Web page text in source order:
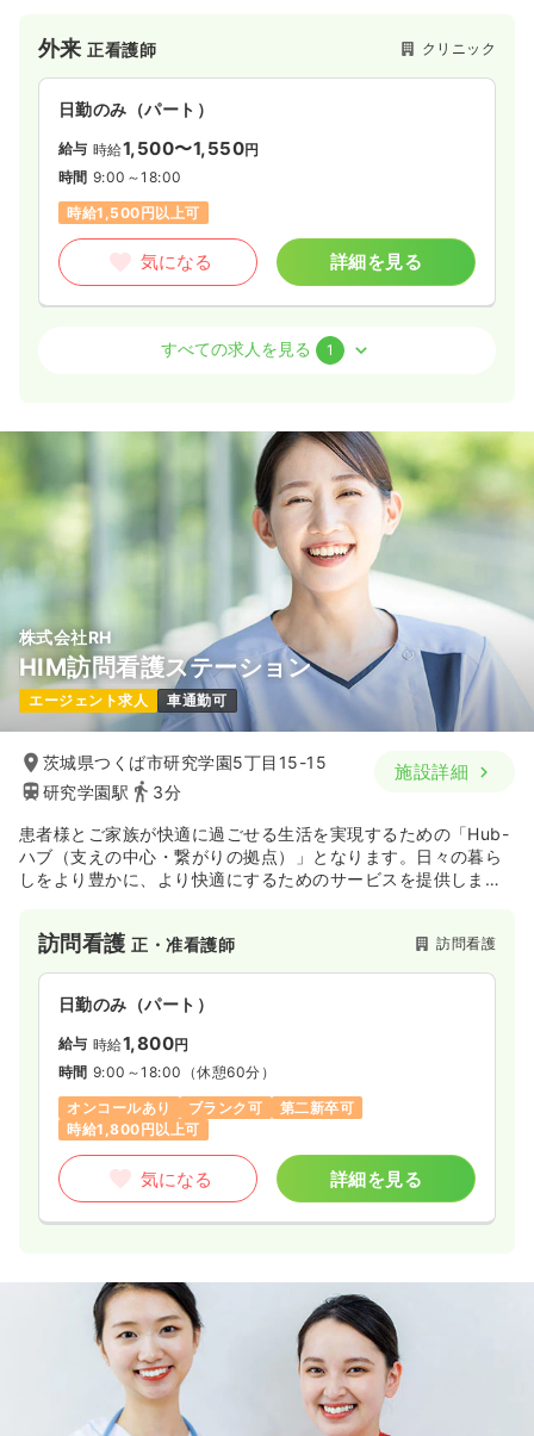
外来正看護師 クリニック
日勤のみ（パート）
給与 時給1,500〜1,550円
時間 9:00～18:00
時給1,500円以上可
気になる 詳細を見る
円〜
11:00～17:00
時給1,600円以上可
気になる 詳細を見る
すべての求人を見る 1
株式会社RH
HIM訪問看護ステーション
エージェント求人 車通勤可
茨城県つくば市研究学園5丁目15-15
研究学園駅
3分
施設詳細
患者様とご家族が快適に過ごせる生活を実現するための「Hub-
ハブ（支えの中心・繋がりの拠点）」となります。日々の暮ら
しをより豊かに、より快適にするためのサービスを提供しま
訪問看護正・准看護師 訪問看護
日勤のみ（パート）
給与 時給1,800円
時間 9:00～18:00 （休憩60分）
オンコールあり
ブランク可
第二新卒可
時給1,800円以上可
気になる 詳細を見る